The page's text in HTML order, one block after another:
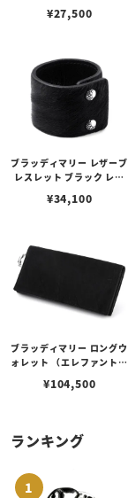
¥27,500
ブラッディマリー レザーブ
レスレット ブラック レデ
¥34,100
ブラッディマリー ロングウ
ォレット （エレファントレ
¥104,500
ランキング